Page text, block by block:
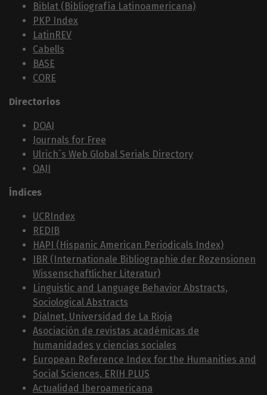
Biblat (Bibliografía Latinoamericana)
PKP Index
LatinREV
Cabells
BASE
CORE
Directorios
DOAJ
Journals for Free
Ulrich´s Web Global Serials Directory
OAJI
Índices
UCRIndex
REDIB
HAPI (Hispanic American Periodicals Index)
IBR (Internationale Bibliographie der Rezensionen
Wissenschaftlicher Literatur)
Linguistic and Language Behavior Abstracts,
Sociological Abstracts
Dialnet, Universidad de La Rioja
Asociación de revistas académicas de
humanidades y ciencias sociales
European Reference Index for the Humanities and
Social Sciences, ERIH PLUS
Actualidad Iberoamericana